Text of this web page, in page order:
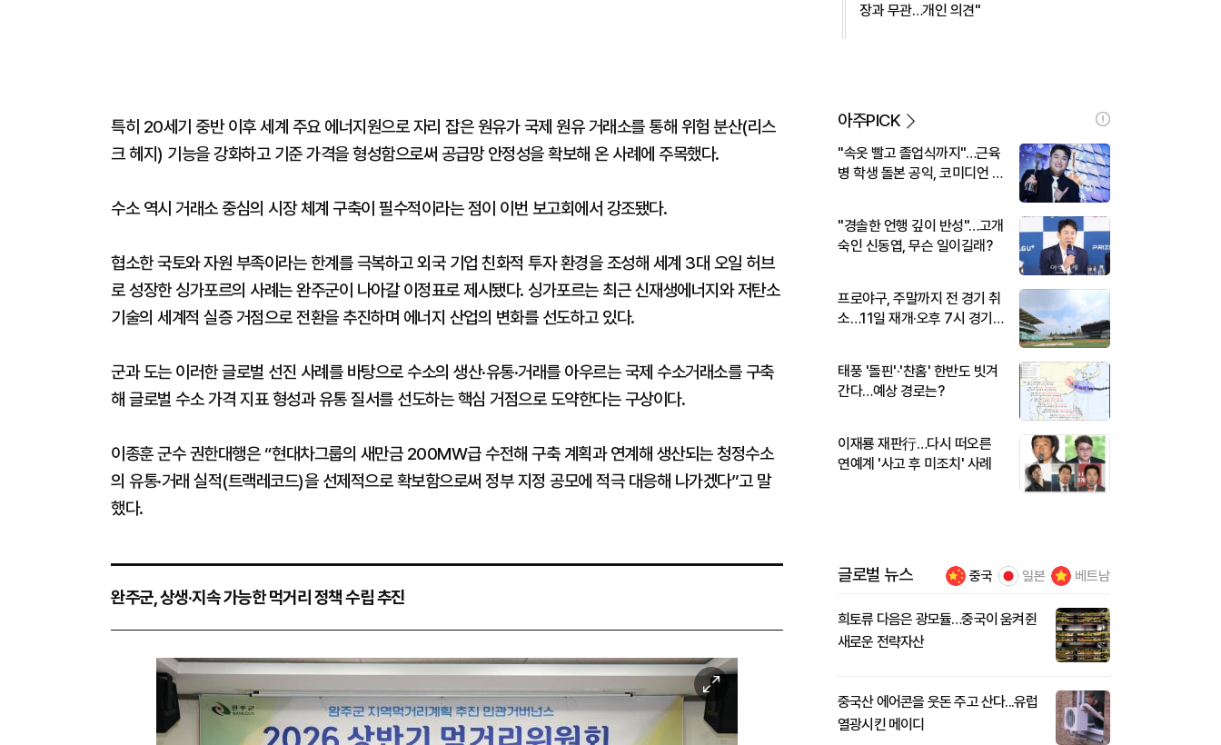
특히 20세기 중반 이후 세계 주요 에너지원으로 자리 잡은 원유가 국제 원유 거래소를 통해 위험 분산(리스
크 헤지) 기능을 강화하고 기준 가격을 형성함으로써 공급망 안정성을 확보해 온 사례에 주목했다.
수소 역시 거래소 중심의 시장 체계 구축이 필수적이라는 점이 이번 보고회에서 강조됐다.
협소한 국토와 자원 부족이라는 한계를 극복하고 외국 기업 친화적 투자 환경을 조성해 세계 3대 오일 허브
로 성장한 싱가포르의 사례는 완주군이 나아갈 이정표로 제시됐다. 싱가포르는 최근 신재생에너지와 저탄소
기술의 세계적 실증 거점으로 전환을 추진하며 에너지 산업의 변화를 선도하고 있다.
군과 도는 이러한 글로벌 선진 사례를 바탕으로 수소의 생산·유통·거래를 아우르는 국제 수소거래소를 구축
해 글로벌 수소 가격 지표 형성과 유통 질서를 선도하는 핵심 거점으로 도약한다는 구상이다.
이종훈 군수 권한대행은 “현대차그룹의 새만금 200MW급 수전해 구축 계획과 연계해 생산되는 청정수소
의 유통·거래 실적(트랙레코드)을 선제적으로 확보함으로써 정부 지정 공모에 적극 대응해 나가겠다”고 말
했다.
완주군, 상생·지속 가능한 먹거리 정책 수립 추진
이
미
지
장과 무관…개인 의견"
아주PICK
"속옷 빨고 졸업식까지"…근육
병 학생 돌본 공익, 코미디언 김
"경솔한 언행 깊이 반성"…고개
숙인 신동엽, 무슨 일이길래?
프로야구, 주말까지 전 경기 취
소…11일 재개·오후 7시 경기
태풍 '돌핀'·'찬홈' 한반도 빗겨
간다…예상 경로는?
이재룡 재판行…다시 떠오른
연예계 '사고 후 미조치' 사례
글로벌 뉴스 중국 일본 베트남
희토류 다음은 광모듈…중국이 움켜쥔
새로운 전략자산
중국산 에어콘을 웃돈 주고 산다...유럽
열광시킨 메이디